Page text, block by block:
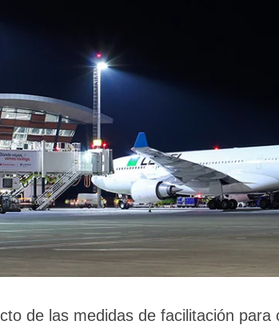
de las medidas de facilitación para